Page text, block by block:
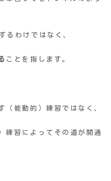
わけではなく、
ことを指します。
（能動的）練習ではなく、
練習によってその道が開通